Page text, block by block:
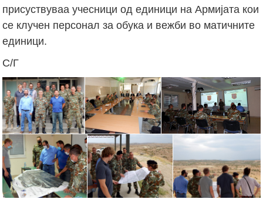
присуствуваа учесници од единици на Армијата кои
се клучен персонал за обука и вежби во матичните
единици.
С/Г